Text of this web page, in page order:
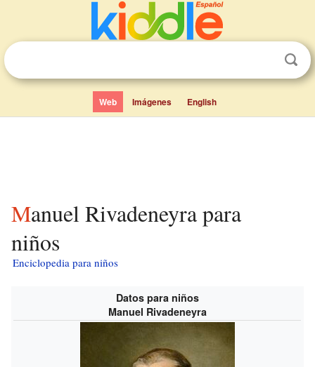
Web Imágenes English
Manuel Rivadeneyra para
niños
Enciclopedia para niños
Datos para niños
Manuel Rivadeneyra